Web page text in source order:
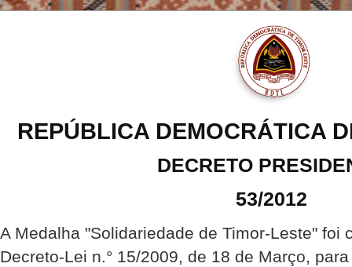
REPÚBLICA DEMOCRÁTICA
DECRETO
53/2012
A Medalha "Solidariedade de Timor-Leste" foi
Decreto-Lei n.° 15/2009, de 18 de Março,